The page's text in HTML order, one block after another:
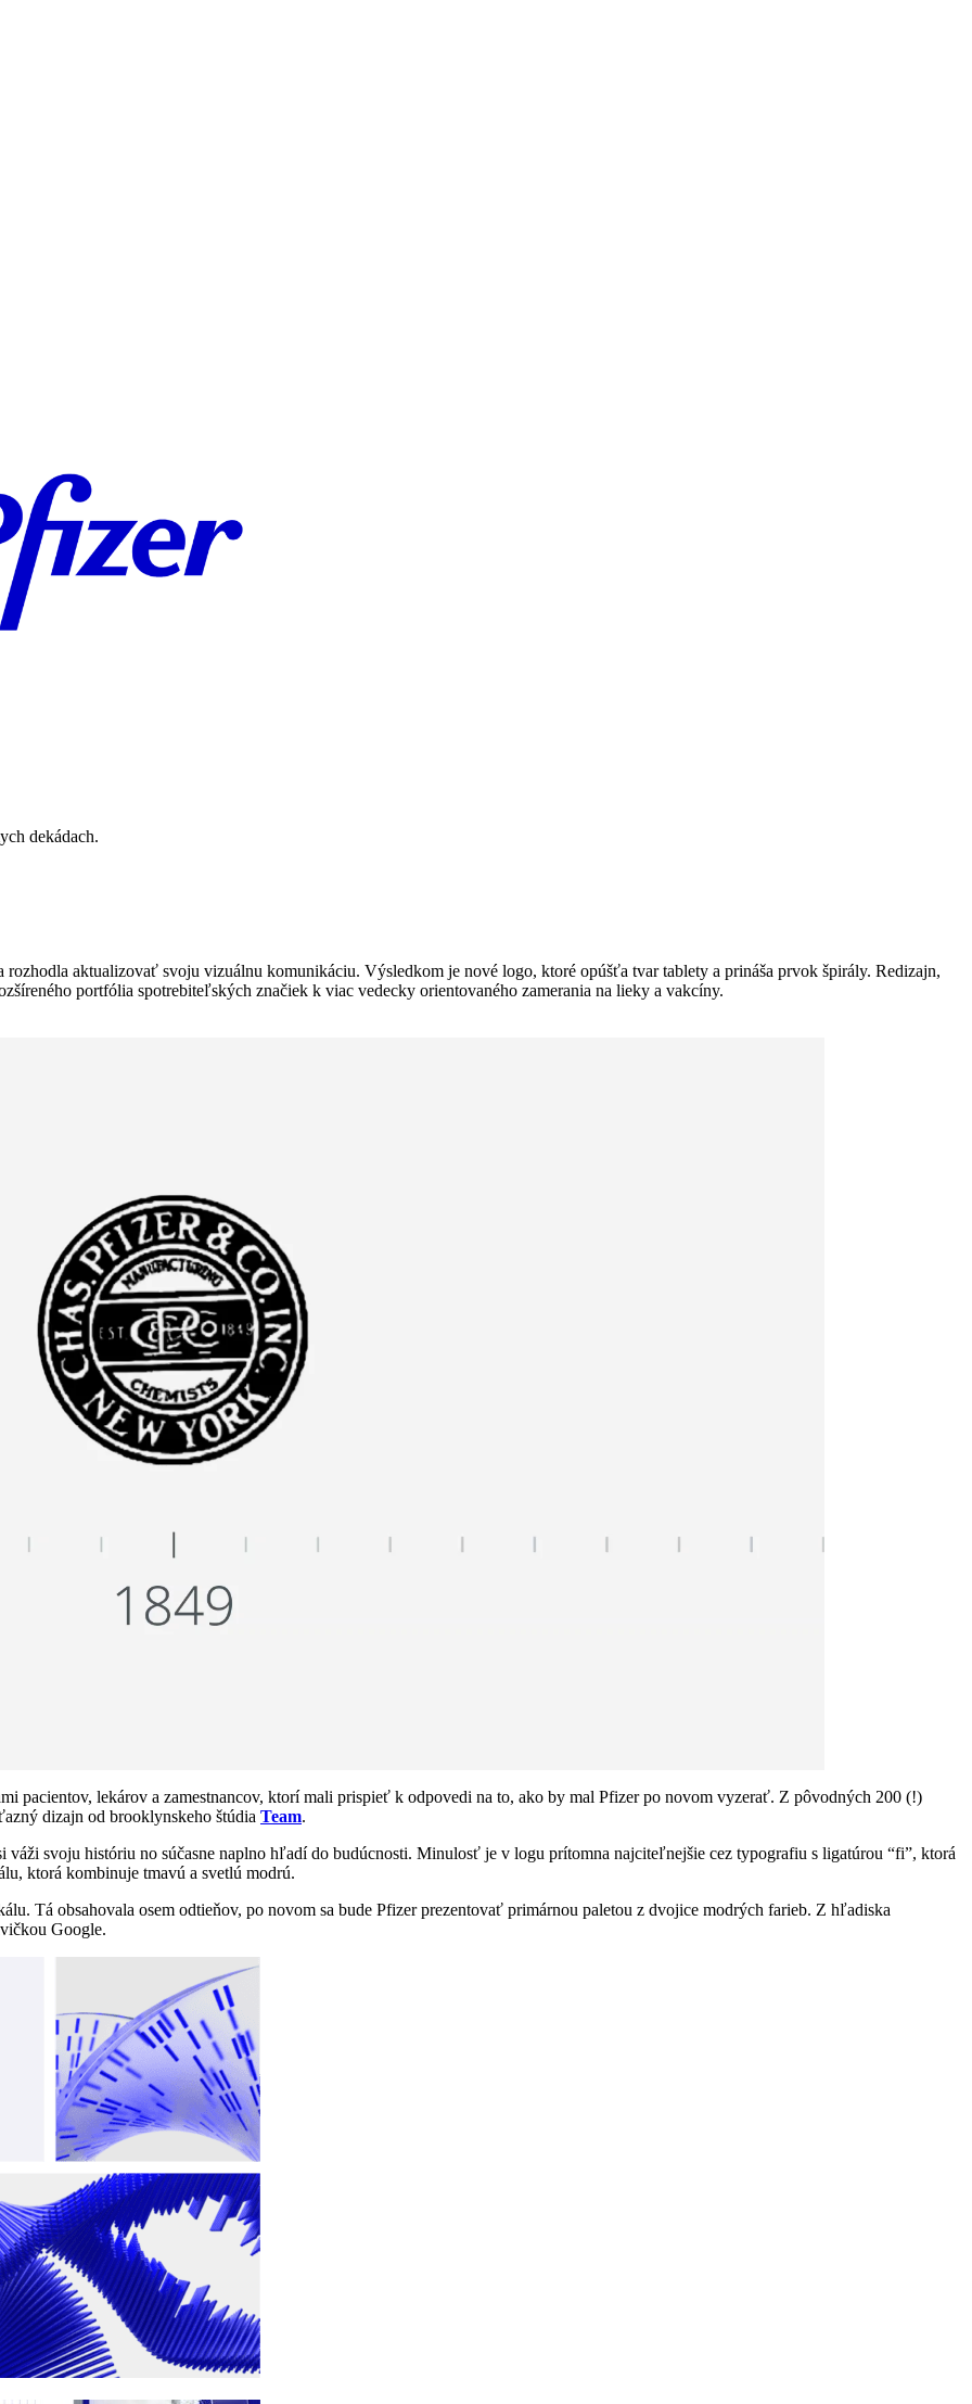
dekádach.
aktualizovať svoju vizuálnu komunikáciu. Výsledkom je nové logo, ktoré opúšťa tvar tablety a prináša prvok špirály. Redizajn,
portfólia spotrebiteľských značiek k viac vedecky orientovaného zamerania na lieky a vakcíny.
pacientov, lekárov a zamestnancov, ktorí mali prispieť k odpovedi na to, ako by mal Pfizer po novom vyzerať. Z pôvodných 200 (!)
dizajn od brooklynskeho štúdia Team.
svoju históriu no súčasne naplno hľadí do budúcnosti. Minulosť je v logu prítomna najciteľnejšie cez typografiu s ligatúrou “fi”, ktorá
ktorá kombinuje tmavú a svetlú modrú.
Tá obsahovala osem odtieňov, po novom sa bude Pfizer prezentovať primárnou paletou z dvojice modrých farieb. Z hľadiska
Google.